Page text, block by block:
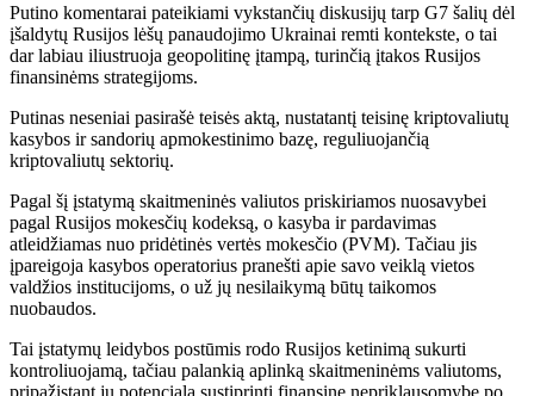
Putino komentarai pateikiami vykstančių diskusijų tarp G7 šalių dėl
įšaldytų Rusijos lėšų panaudojimo Ukrainai remti kontekste, o tai
dar labiau iliustruoja geopolitinę įtampą, turinčią įtakos Rusijos
finansinėms strategijoms.
Putinas neseniai pasirašė teisės aktą, nustatantį teisinę kriptovaliutų
kasybos ir sandorių apmokestinimo bazę, reguliuojančią
kriptovaliutų sektorių.
Pagal šį įstatymą skaitmeninės valiutos priskiriamos nuosavybei
pagal Rusijos mokesčių kodeksą, o kasyba ir pardavimas
atleidžiamas nuo pridėtinės vertės mokesčio (PVM). Tačiau jis
įpareigoja kasybos operatorius pranešti apie savo veiklą vietos
valdžios institucijoms, o už jų nesilaikymą būtų taikomos
nuobaudos.
Tai įstatymų leidybos postūmis rodo Rusijos ketinimą sukurti
kontroliuojamą, tačiau palankią aplinką skaitmeninėms valiutoms,
pripažįstant jų potencialą sustiprinti finansinę nepriklausomybę po